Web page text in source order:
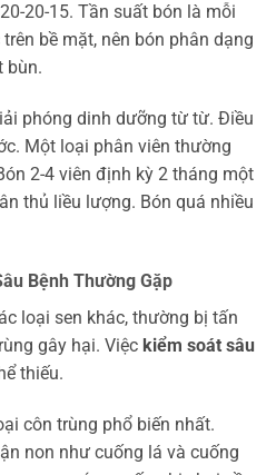
20-15. Tần suất bón là mỗi
bề mặt, nên bón phân dạng
bùn.
phóng dinh dưỡng từ từ. Điều
Một loại phân viên thường
2-4 viên định kỳ 2 tháng một
thủ liều lượng. Bón quá nhiều
Bệnh Thường Gặp
loại sen khác, thường bị tấn
gây hại. Việc kiểm soát sâu
thiếu.
côn trùng phổ biến nhất.
non như cuống lá và cuống